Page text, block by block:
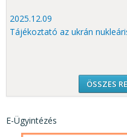
2025.12.09
Tájékoztató az ukrán
ÖSSZES
E-Ügyintézés